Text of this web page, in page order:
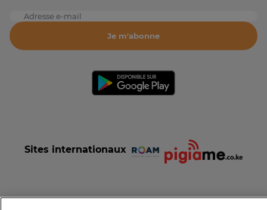
Adresse e-mail
Je m'abonne
Sites internationaux